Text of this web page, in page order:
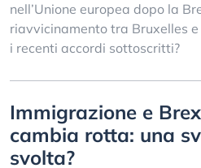
nell’Unione europea dopo la
riavvicinamento tra Bruxelles
i recenti accordi sottoscritti?
Immigrazione e
cambia rotta: una
svolta?